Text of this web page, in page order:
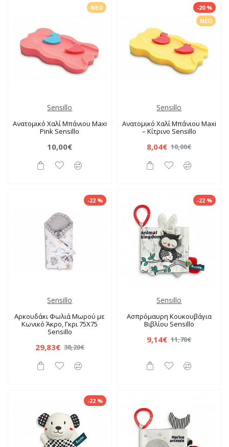
ΝΈΟ
Sensillo
Ανατομικό Χαλί Μπάνιου Maxi
Pink Sensillo
10,00€
ΝΈΟ
-20 %
Sensillo
Ανατομικό Χαλί Μπάνιου Maxi
– Κίτρινο Sensillo
8,04€ 10,00€
-22 %
Sensillo
Αρκουδάκι Φωλιά Μωρού με
Κωνικό Άκρο, Γκρι 75X75
Sensillo
29,83€ 38,20€
-22 %
Sensillo
Ασπρόμαυρη Κουκουβάγια
Βιβλίου Sensillo
9,14€ 11,70€
-22 %